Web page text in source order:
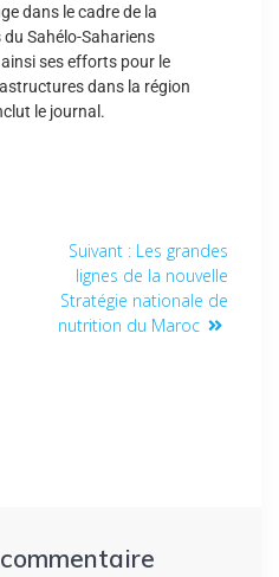
dans le cadre de la
Sahélo-Sahariens
ses efforts pour le
dans la région
le journal.
Suivant : Les grandes
lignes de la nouvelle
Stratégie nationale de
nutrition du Maroc